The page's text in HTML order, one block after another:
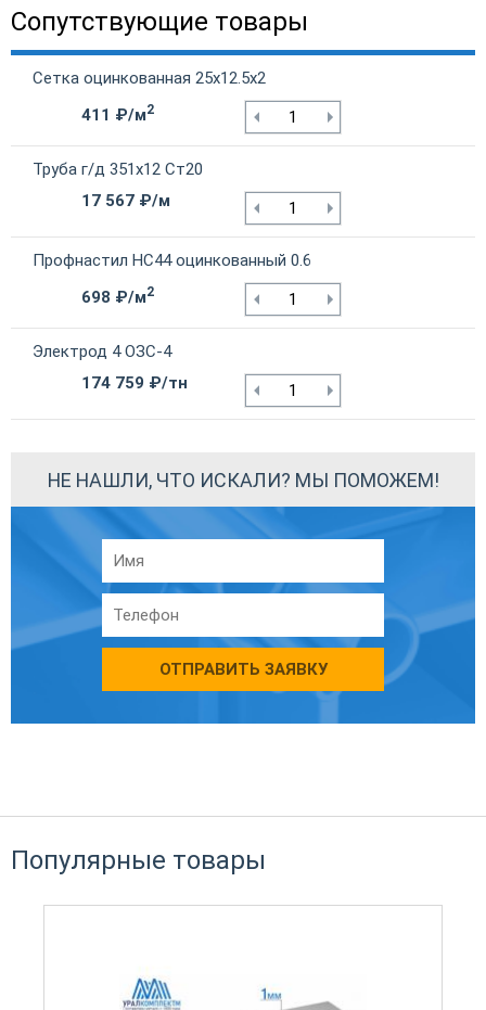
Сопутствующие товары
Сетка оцинкованная 25х12.5х2
411 ₽/м2
Труба г/д 351х12 Ст20
17 567 ₽/м
Профнастил НС44 оцинкованный 0.6
698 ₽/м2
Электрод 4 ОЗС-4
174 759 ₽/тн
НЕ НАШЛИ, ЧТО ИСКАЛИ? МЫ ПОМОЖЕМ!
ОТПРАВИТЬ ЗАЯВКУ
Популярные товары